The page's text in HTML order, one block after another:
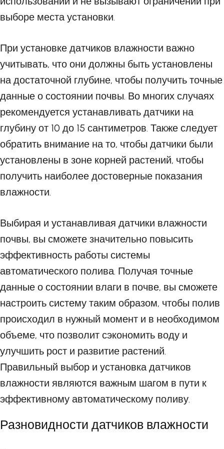
выборе места установки.
При установке датчиков влажности важно
учитывать, что они должны быть установлены
на достаточной глубине, чтобы получить точные
данные о состоянии почвы. Во многих случаях
рекомендуется устанавливать датчики на
глубину от 10 до 15 сантиметров. Также следует
обратить внимание на то, чтобы датчики были
установлены в зоне корней растений, чтобы
получить наиболее достоверные показания
влажности.
Выбирая и устанавливая датчики влажности
почвы, вы сможете значительно повысить
эффективность работы системы
автоматического полива. Получая точные
данные о состоянии влаги в почве, вы сможете
настроить систему таким образом, чтобы полив
происходил в нужный момент и в необходимом
объеме, что позволит сэкономить воду и
улучшить рост и развитие растений.
Правильный выбор и установка датчиков
влажности являются важным шагом в пути к
эффективному автоматическому поливу.
Разновидности датчиков влажности